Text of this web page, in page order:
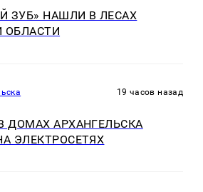
ЗУБ» НАШЛИ В ЛЕСАХ
ОБЛАСТИ
19 часов назад
ДОМАХ АРХАНГЕЛЬСКА
ЭЛЕКТРОСЕТЯХ